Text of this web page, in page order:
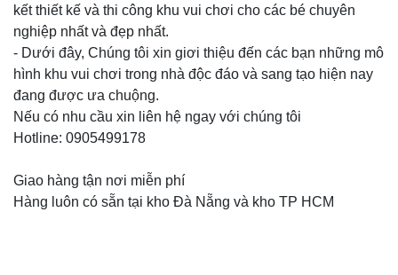
kết thiết kế và thi công khu vui chơi cho các bé chuyên
nghiệp nhất và đẹp nhất.
- Dưới đây, Chúng tôi xin giơi thiệu đến các bạn những mô
hình khu vui chơi trong nhà độc đáo và sang tạo hiện nay
đang được ưa chuộng.
Nếu có nhu cầu xin liên hệ ngay với chúng tôi
Hotline: 0905499178
Giao hàng tận nơi miễn phí
Hàng luôn có sẵn tại kho Đà Nẵng và kho TP HCM